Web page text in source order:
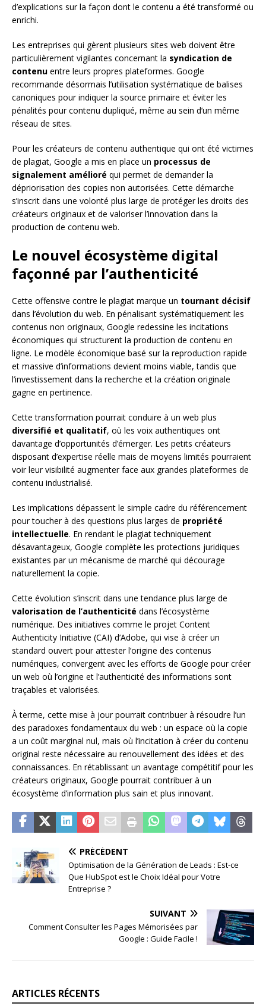
d’explications sur la façon dont le contenu a été transformé ou
enrichi.
Les entreprises qui gèrent plusieurs sites web doivent être
particulièrement vigilantes concernant la syndication de
contenu entre leurs propres plateformes. Google
recommande désormais l’utilisation systématique de balises
canoniques pour indiquer la source primaire et éviter les
pénalités pour contenu dupliqué, même au sein d’un même
réseau de sites.
Pour les créateurs de contenu authentique qui ont été victimes
de plagiat, Google a mis en place un processus de
signalement amélioré qui permet de demander la
dépriorisation des copies non autorisées. Cette démarche
s’inscrit dans une volonté plus large de protéger les droits des
créateurs originaux et de valoriser l’innovation dans la
production de contenu web.
Le nouvel écosystème digital
façonné par l’authenticité
Cette offensive contre le plagiat marque un tournant décisif
dans l’évolution du web. En pénalisant systématiquement les
contenus non originaux, Google redessine les incitations
économiques qui structurent la production de contenu en
ligne. Le modèle économique basé sur la reproduction rapide
et massive d’informations devient moins viable, tandis que
l’investissement dans la recherche et la création originale
gagne en pertinence.
Cette transformation pourrait conduire à un web plus
diversifié et qualitatif, où les voix authentiques ont
davantage d’opportunités d’émerger. Les petits créateurs
disposant d’expertise réelle mais de moyens limités pourraient
voir leur visibilité augmenter face aux grandes plateformes de
contenu industrialisé.
Les implications dépassent le simple cadre du référencement
pour toucher à des questions plus larges de propriété
intellectuelle. En rendant le plagiat techniquement
désavantageux, Google complète les protections juridiques
existantes par un mécanisme de marché qui décourage
naturellement la copie.
Cette évolution s’inscrit dans une tendance plus large de
valorisation de l’authenticité dans l’écosystème
numérique. Des initiatives comme le projet Content
Authenticity Initiative (CAI) d’Adobe, qui vise à créer un
standard ouvert pour attester l’origine des contenus
numériques, convergent avec les efforts de Google pour créer
un web où l’origine et l’authenticité des informations sont
traçables et valorisées.
À terme, cette mise à jour pourrait contribuer à résoudre l’un
des paradoxes fondamentaux du web : un espace où la copie
a un coût marginal nul, mais où l’incitation à créer du contenu
original reste nécessaire au renouvellement des idées et des
connaissances. En rétablissant un avantage compétitif pour les
créateurs originaux, Google pourrait contribuer à un
écosystème d’information plus sain et plus innovant.
PRÉCÉDENT
Optimisation de la Génération de Leads : Est-ce
Que HubSpot est le Choix Idéal pour Votre
Entreprise ?
SUIVANT
Comment Consulter les Pages Mémorisées par
Google : Guide Facile !
ARTICLES RÉCENTS